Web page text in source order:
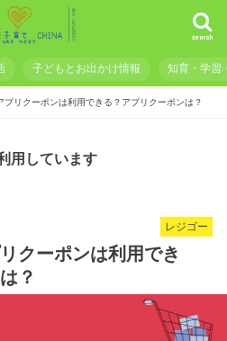
search
子どもとお出かけ情報 知育・学習
プリクーポンは利用できる？アプリクーポンは？
用しています
レジゴー
クーポンは利用でき
？